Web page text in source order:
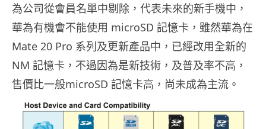
為公司從會員名單中剔除，代表未來的新手機中，
華為有機會不能使用 microSD 記憶卡，雖然華為在
Mate 20 Pro 系列及更新產品中，已經改用全新的
NM 記憶卡，不過因為是新技術，及普及率不高，
售價比一般microSD 記憶卡高，尚未成為主流。